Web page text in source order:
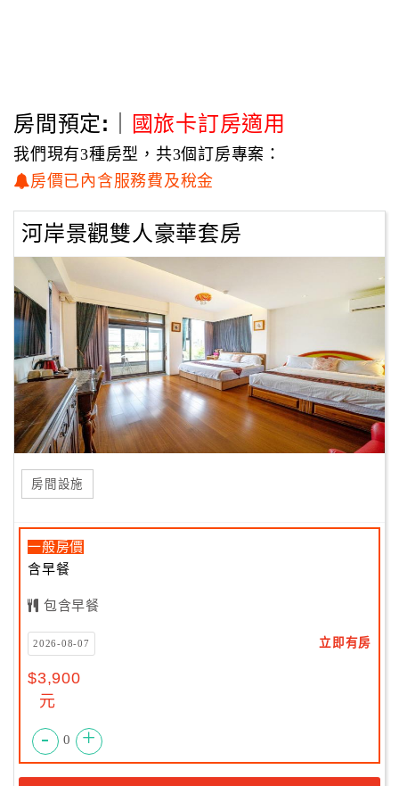
房間預定:｜ 國旅卡訂房適用
我們現有3種房型，共3個訂房專案：
房價已內含服務費及稅金
河岸景觀雙人豪華套房
房間設施
一般房價
含早餐
包含早餐
2026-08-07 立即有房
$3,900
元
- 0 +